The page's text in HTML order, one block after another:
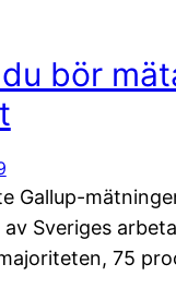
bör
Gallup-
Sveriges
75